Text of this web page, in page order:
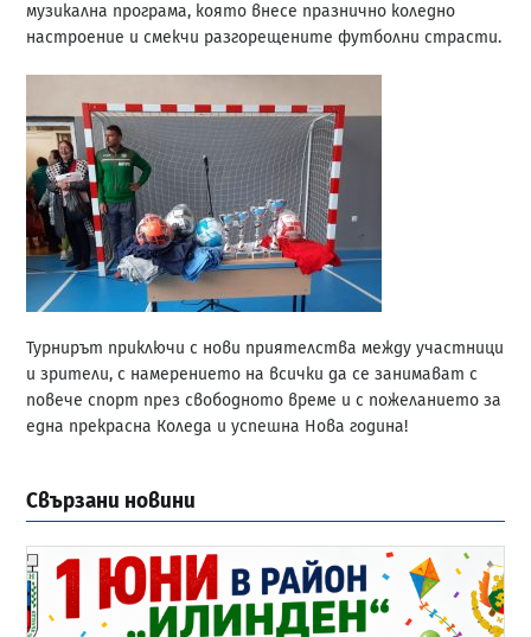
музикална програма, която внесе празнично коледно
настроение и смекчи разгорещените футболни страсти.
Турнирът приключи с нови приятелства между участници
и зрители, с намерението на всички да се занимават с
повече спорт през свободното време и с пожеланието за
една прекрасна Коледа и успешна Нова година!
Свързани новини